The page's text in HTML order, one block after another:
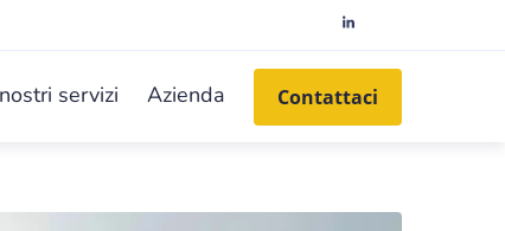
servizi Azienda Contattaci